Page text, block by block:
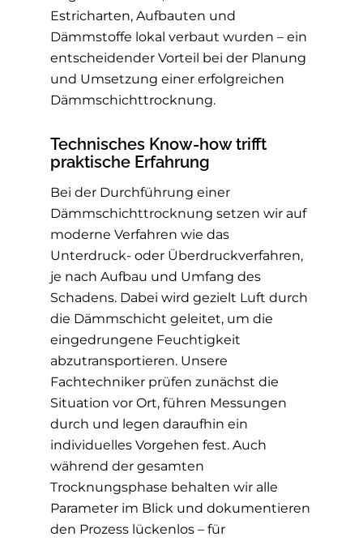
Estricharten, Aufbauten und
Dämmstoffe lokal verbaut wurden – ein
entscheidender Vorteil bei der Planung
und Umsetzung einer erfolgreichen
Dämmschichttrocknung.
Technisches Know-how trifft
praktische Erfahrung
Bei der Durchführung einer
Dämmschichttrocknung setzen wir auf
moderne Verfahren wie das
Unterdruck- oder Überdruckverfahren,
je nach Aufbau und Umfang des
Schadens. Dabei wird gezielt Luft durch
die Dämmschicht geleitet, um die
eingedrungene Feuchtigkeit
abzutransportieren. Unsere
Fachtechniker prüfen zunächst die
Situation vor Ort, führen Messungen
durch und legen daraufhin ein
individuelles Vorgehen fest. Auch
während der gesamten
Trocknungsphase behalten wir alle
Parameter im Blick und dokumentieren
den Prozess lückenlos – für